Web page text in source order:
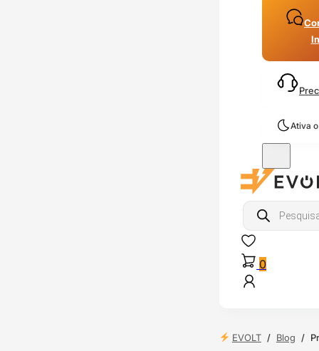
Ativa
Products
search
0
EVOLT / Blog /